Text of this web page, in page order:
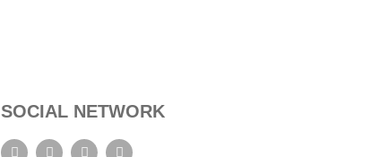
SOCIAL NETWORK